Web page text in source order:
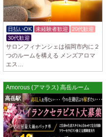
店作りを心がけております…
にしっかりお給料をお支払いさせ
店作りを心がけております…
。 当店では業界の闇である講習
または在籍セラピストが講…
日払いOK 未経験者歓迎
20代歓迎
30代歓迎
サロンフィナンシェは福岡市内に２
つのルームを構える メンズアロマ
エス…
Amorous (アマラス) 高岳ルーム
高岳駅